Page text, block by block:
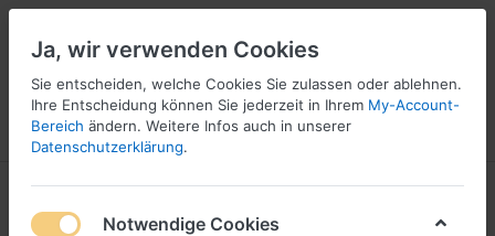
Menü Anmelden Vergleichen Wunschliste
Ja, wir verwenden Cookies
Sie entscheiden, welche Cookies Sie zulassen oder ablehnen.
Ihre Entscheidung können Sie jederzeit in Ihrem My-Account-
Bereich ändern. Weitere Infos auch in unserer
Datenschutzerklärung.
Notwendige Cookies